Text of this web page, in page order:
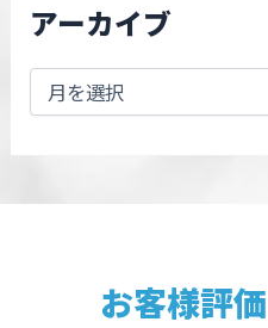
アーカイブ
お客様評